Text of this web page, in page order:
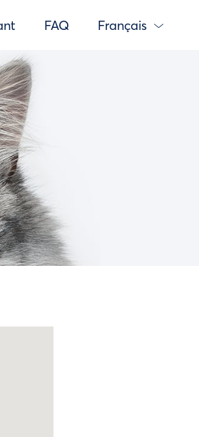
FAQ Français